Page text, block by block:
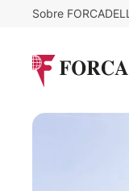
Sobre FORCADELL